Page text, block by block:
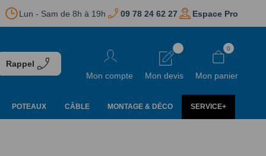
Lun - Sam de 8h à 19h 09 78 24 62 27 Espace Pro
Rappel
Mon compte
Mon devis Mon panier
0
POTEAUX CÂBLE MONTAGE & DÉCO SERVICE+